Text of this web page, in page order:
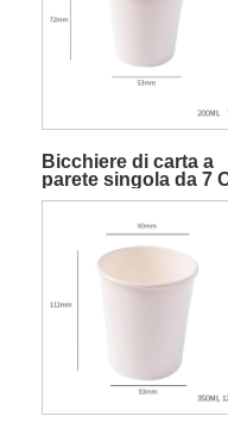
Bicchiere di carta a
parete singola da 7